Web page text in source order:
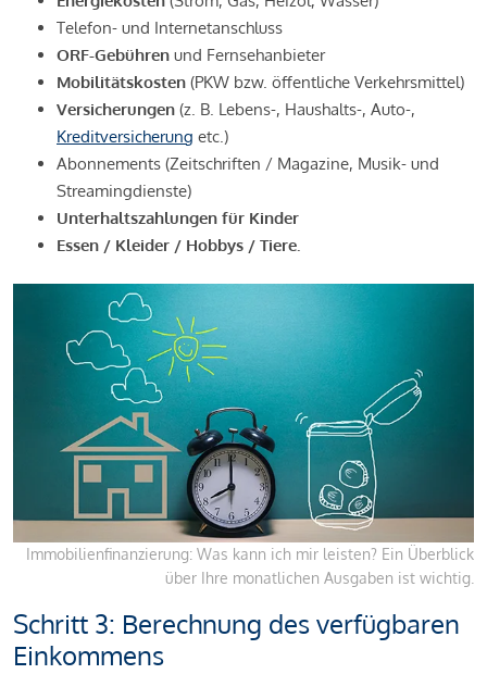
Telefon- und Internetanschluss
ORF-Gebühren und Fernsehanbieter
Mobilitätskosten (PKW bzw. öffentliche Verkehrsmittel)
Versicherungen (z. B. Lebens-, Haushalts-, Auto-,
Kreditversicherung etc.)
Abonnements (Zeitschriften / Magazine, Musik- und
Streamingdienste)
Unterhaltszahlungen für Kinder
Essen / Kleider / Hobbys / Tiere.
Immobilienfinanzierung: Was kann ich mir leisten? Ein Überblick
über Ihre monatlichen Ausgaben ist wichtig.
Schritt 3: Berechnung des verfügbaren
Einkommens